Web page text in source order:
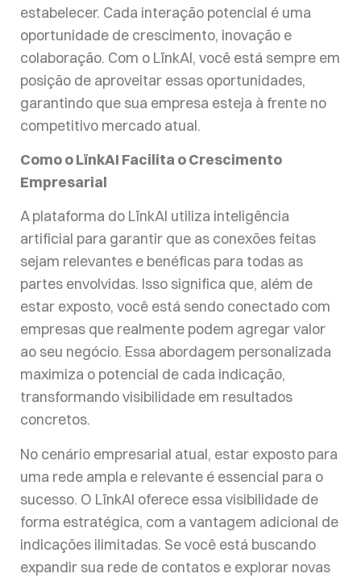
estabelecer. Cada interação potencial é uma
oportunidade de crescimento, inovação e
colaboração. Com o LïnkAI, você está sempre em
posição de aproveitar essas oportunidades,
garantindo que sua empresa esteja à frente no
competitivo mercado atual.
Como o LïnkAI Facilita o Crescimento
Empresarial
A plataforma do LïnkAI utiliza inteligência
artificial para garantir que as conexões feitas
sejam relevantes e benéficas para todas as
partes envolvidas. Isso significa que, além de
estar exposto, você está sendo conectado com
empresas que realmente podem agregar valor
ao seu negócio. Essa abordagem personalizada
maximiza o potencial de cada indicação,
transformando visibilidade em resultados
concretos.
No cenário empresarial atual, estar exposto para
uma rede ampla e relevante é essencial para o
sucesso. O LïnkAI oferece essa visibilidade de
forma estratégica, com a vantagem adicional de
indicações ilimitadas. Se você está buscando
expandir sua rede de contatos e explorar novas